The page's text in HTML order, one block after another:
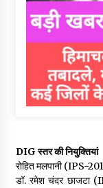
DIG स्तर की नियुक्तियां
रोहित मलपानी (IPS-
डॉ. रमेश चंदर छाजटा